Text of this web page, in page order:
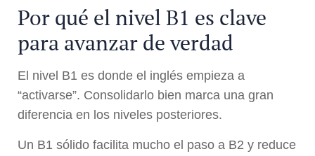
Por qué el nivel B1 es clave
para avanzar de verdad
El nivel B1 es donde el inglés empieza a
“activarse”. Consolidarlo bien marca una gran
diferencia en los niveles posteriores.
Un B1 sólido facilita mucho el paso a B2 y reduce